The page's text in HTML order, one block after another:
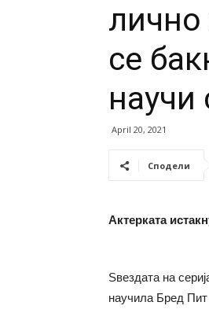
лично
се
научи
April 20, 2021
Сподели
Актерката
Ѕвездата на
научила Бред Пит